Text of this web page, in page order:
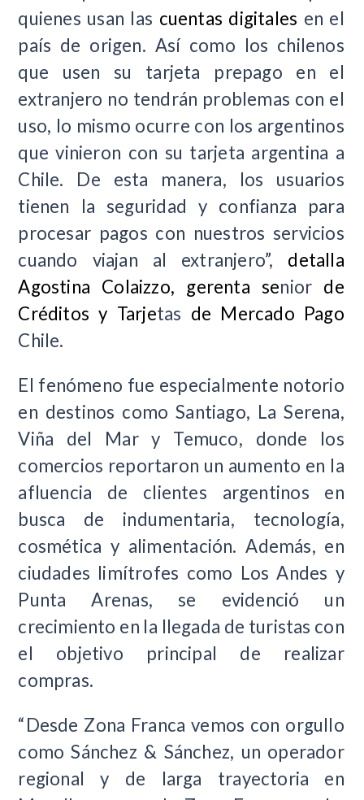
quienes usan las cuentas digitales en el
país de origen. Así como los chilenos
que usen su tarjeta prepago en el
extranjero no tendrán problemas con el
uso, lo mismo ocurre con los argentinos
que vinieron con su tarjeta argentina a
Chile. De esta manera, los usuarios
tienen la seguridad y confianza para
procesar pagos con nuestros servicios
cuando viajan al extranjero”, detalla
Agostina Colaizzo, gerenta senior de
Créditos y Tarjetas de Mercado Pago
Chile.
El fenómeno fue especialmente notorio
en destinos como Santiago, La Serena,
Viña del Mar y Temuco, donde los
comercios reportaron un aumento en la
afluencia de clientes argentinos en
busca de indumentaria, tecnología,
cosmética y alimentación. Además, en
ciudades limítrofes como Los Andes y
Punta Arenas, se evidenció un
crecimiento en la llegada de turistas con
el objetivo principal de realizar
compras.
“Desde Zona Franca vemos con orgullo
como Sánchez & Sánchez, un operador
regional y de larga trayectoria en